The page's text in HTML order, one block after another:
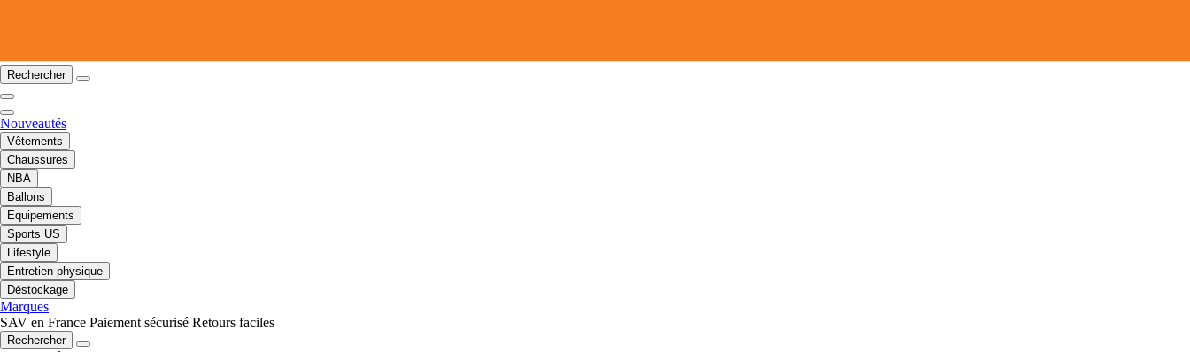
Rechercher
Nouveautés
Vêtements
Chaussures
NBA
Ballons
Equipements
Sports US
Lifestyle
Entretien physique
Déstockage
Marques
SAV en France Paiement sécurisé Retours faciles
Rechercher